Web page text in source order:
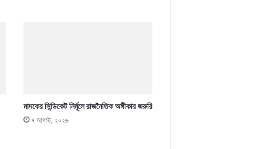
মাদকের সিন্ডিকেট নির্মূলে রাজনৈতিক অঙ্গীকার জরুরি
৭ আগস্ট, ২০২৬